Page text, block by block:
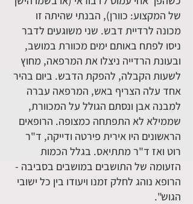
של המקצוע: כוורן), הבנתי שהיתה זו
מכונה לרדיית דבש. שני משוגעים לדבר
ניסו לפתח באותם ימים מכוורת במושב,
ובעונת הרדייה ניצלו את המרפאה, מחוץ
לשעות הקבלה, להפקת הדבש. ביום בהיר
אחד עלה הצריף באש, המרפאה עברה
למבנה אבן ונסתם הגולל על המכוורת,
שממילא לא התפתחה כמצופה. הרופאים
הראשונים היו אירית פירטה ודייקה, ד"ר
רוט ואז ד"ר מתתיאס. בגלל הכמות
הזעומה של התושבים במושבים בסביבה -
הרופא נוהג לחלק זמנו ויעודו בין כל ישובי
הגוש".